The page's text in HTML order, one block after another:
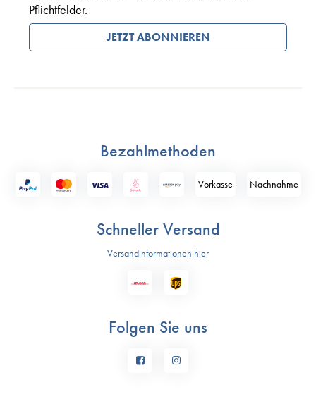
Pflichtfelder.
JETZT ABONNIEREN
Bezahlmethoden
Vorkasse Nach­nahme
Schneller Versand
Versandinformationen hier
Folgen Sie uns